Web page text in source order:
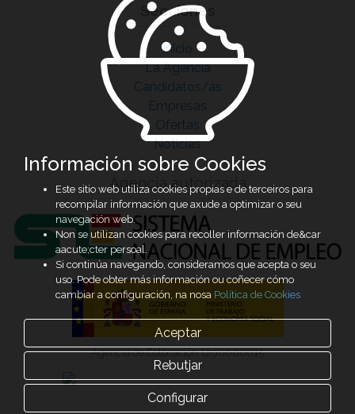
Secciones
Inicio
La Agencia
Candidatos/as
Empresas
Ofertas
Noticias
Agencia autorizada
Agencia de Colocación 1200000015
Información sobre Cookies
Este sitio web utiliza cookies propias e de terceiros para
recompilar información que axude a optimizar o seu
navegación web.
Non se utilizan cookies para recoller información de&car
aacute;cter persoal.
Si continúa navegando, consideramos que acepta o seu
uso. Pode obter más información ou coñecer cómo
cambiar a configuración, na nosa Política de Cookies
Aceptar
Rebutjar
Configurar